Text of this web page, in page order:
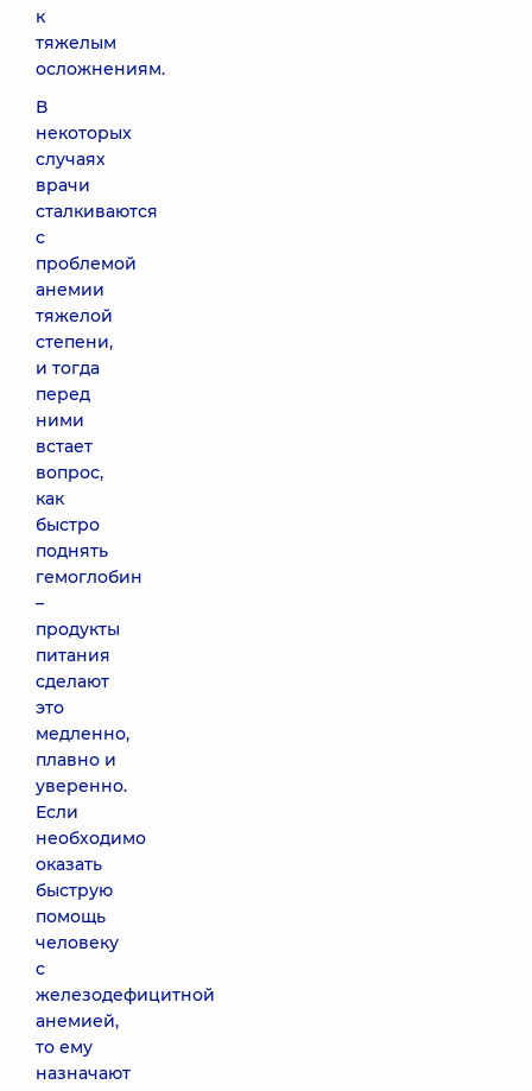
к
тяжелым
осложнениям.
В
некоторых
случаях
врачи
сталкиваются
с
проблемой
анемии
тяжелой
степени,
и тогда
перед
ними
встает
вопрос,
как
быстро
поднять
гемоглобин
–
продукты
питания
сделают
это
медленно,
плавно и
уверенно.
Если
необходимо
оказать
быструю
помощь
человеку
с
железодефицитной
анемией,
то ему
назначают